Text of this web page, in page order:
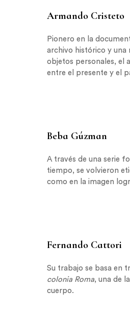
Armando Cristeto
Pionero en la
archivo histórico y una
objetos personales, el
entre el presente y el
Beba Gúzman
A través de una serie
tiempo, se volvieron
como en la imagen
Fernando Cattori
Su trabajo se basa en
colonia Roma, una de
cuerpo.